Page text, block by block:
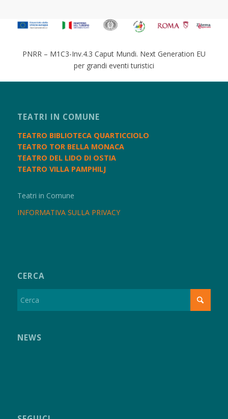
PNRR – M1C3-Inv.4.3 Caput Mundi. Next Generation EU
per grandi eventi turistici
TEATRI IN COMUNE
TEATRO BIBLIOTECA QUARTICCIOLO
TEATRO TOR BELLA MONACA
TEATRO DEL LIDO DI OSTIA
TEATRO VILLA PAMPHILJ
Teatri in Comune
INFORMATIVA SULLA PRIVACY
CERCA
NEWS